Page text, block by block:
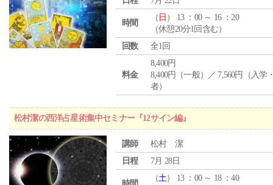
時間
（ 日 ） 13 ：00 ～ 16 ：20
（休憩20分1回含む）
回数
全1回
料金
8,400円
8,400円（一般）／ 7,560円（入学
者）
松村潔の西洋占星術集中セミナー『12サイン編』
講師
松村 潔
日程
7月 28日
（土） 13 ：00 ～ 18 ：40